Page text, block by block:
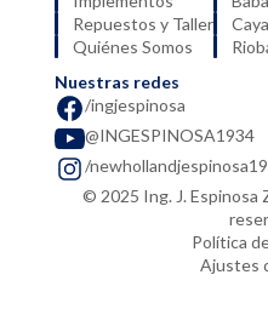
Repuestos y Taller
Quiénes Somos
Nuestras redes
/ingjespinosa
@INGESPINOSA1934
/
© 2025 Ing. J. Espinosa
Política
Ajustes